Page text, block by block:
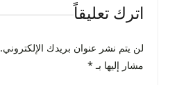
اترك تعليقاً
لن يتم نشر عنوان بريدك الإلكتروني.
مشار إليها بـ *